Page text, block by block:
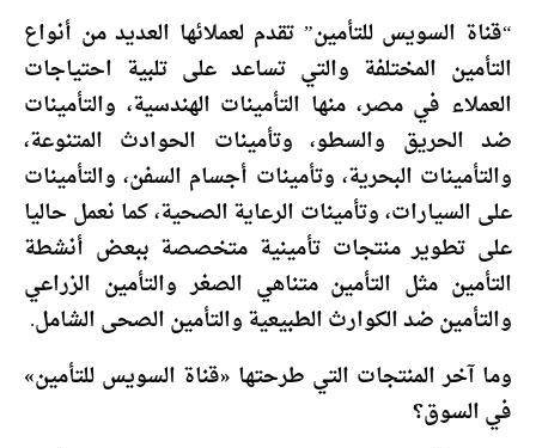
“قناة السويس للتأمين” تقدم لعملائها العديد من أنواع
التأمين المختلفة والتي تساعد على تلبية احتياجات
العملاء في مصر، منها التأمينات الهندسية، والتأمينات
ضد الحريق والسطو، وتأمينات الحوادث المتنوعة،
والتأمينات البحرية، وتأمينات أجسام السفن، والتأمينات
على السيارات، وتأمينات الرعاية الصحية، كما نعمل حاليا
على تطوير منتجات تأمينية متخصصة ببعض أنشطة
التأمين مثل التأمين متناهي الصغر والتأمين الزراعي
والتأمين ضد الكوارث الطبيعية والتأمين الصحى الشامل.
وما آخر المنتجات التي طرحتها «قناة السويس للتأمين»
في السوق؟